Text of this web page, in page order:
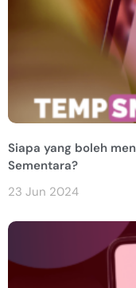
Siapa yang boleh
Sementara?
23 Jun 2024